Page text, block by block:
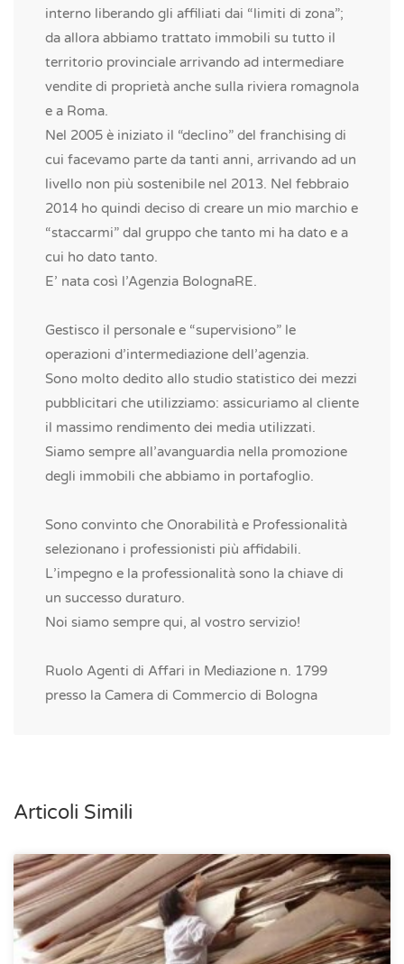
interno liberando gli affiliati dai “limiti di zona”;
da allora abbiamo trattato immobili su tutto il
territorio provinciale arrivando ad intermediare
vendite di proprietà anche sulla riviera romagnola
e a Roma.
Nel 2005 è iniziato il “declino” del franchising di
cui facevamo parte da tanti anni, arrivando ad un
livello non più sostenibile nel 2013. Nel febbraio
2014 ho quindi deciso di creare un mio marchio e
“staccarmi” dal gruppo che tanto mi ha dato e a
cui ho dato tanto.
E’ nata così l’Agenzia BolognaRE.
Gestisco il personale e “supervisiono” le
operazioni d’intermediazione dell’agenzia.
Sono molto dedito allo studio statistico dei mezzi
pubblicitari che utilizziamo: assicuriamo al cliente
il massimo rendimento dei media utilizzati.
Siamo sempre all’avanguardia nella promozione
degli immobili che abbiamo in portafoglio.
Sono convinto che Onorabilità e Professionalità
selezionano i professionisti più affidabili.
L’impegno e la professionalità sono la chiave di
un successo duraturo.
Noi siamo sempre qui, al vostro servizio!
Ruolo Agenti di Affari in Mediazione n. 1799
presso la Camera di Commercio di Bologna
Articoli Simili